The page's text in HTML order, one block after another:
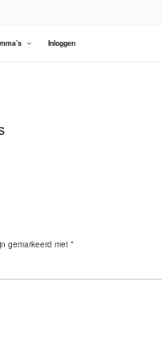
Inloggen
gemarkeerd met *